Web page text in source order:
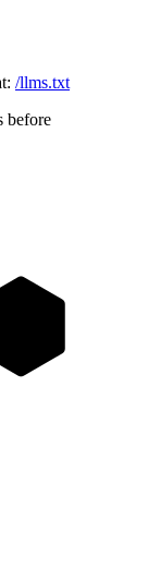
/llms.txt
before